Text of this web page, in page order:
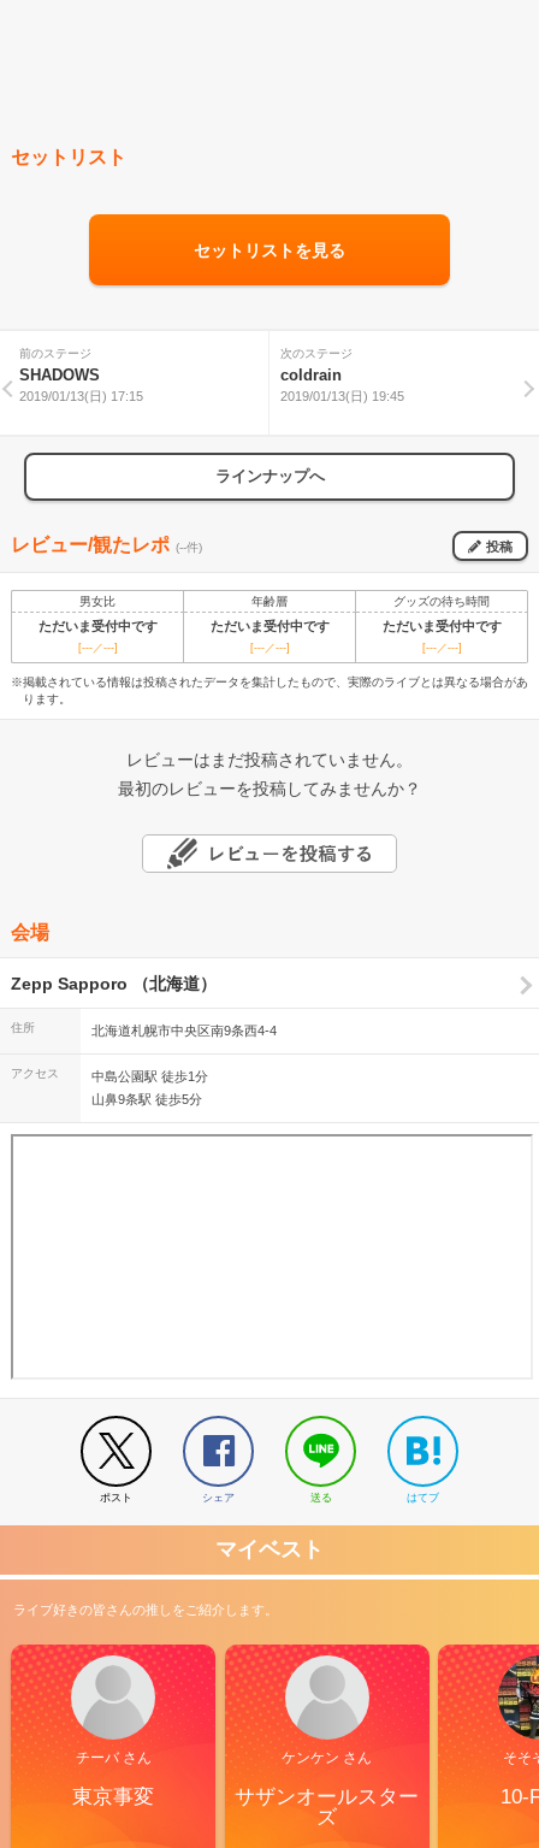
セットリスト
セットリストを見る
前のステージ
SHADOWS
2019/01/13(日) 17:15
次のステージ
coldrain
2019/01/13(日) 19:45
ラインナップへ
レビュー/観たレポ (--件) 投稿
男女比 年齢層 グッズの待ち時間
ただいま受付中です ただいま受付中です ただいま受付中です
[---／---] [---／---] [---／---]
※掲載されている情報は投稿されたデータを集計したもので、実際のライブとは異なる場合があ
ります。
レビューはまだ投稿されていません。
最初のレビューを投稿してみませんか？
会場
Zepp Sapporo （北海道）
住所 北海道札幌市中央区南9条西4-4
アクセス
中島公園駅 徒歩1分
山鼻9条駅 徒歩5分
ポスト シェア 送る はてブ
マイベスト
ライブ好きの皆さんの推しをご紹介します。
チーバ さん
東京事変
ケンケン さん
サザンオールスター
ズ
そそ
10-